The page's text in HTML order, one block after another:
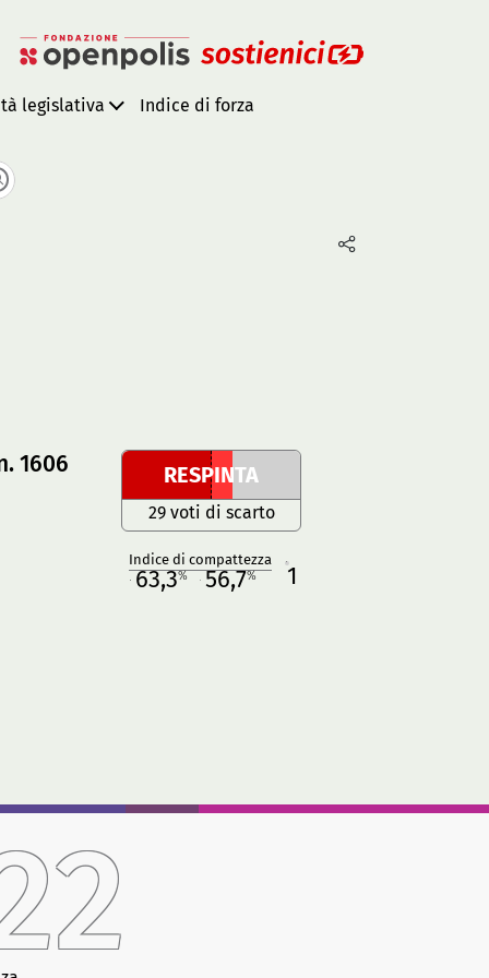
legislativa Indice di forza
1606 RESPINTA
29 voti di scarto
Indice di compattezza
63,3% 56,7% 1